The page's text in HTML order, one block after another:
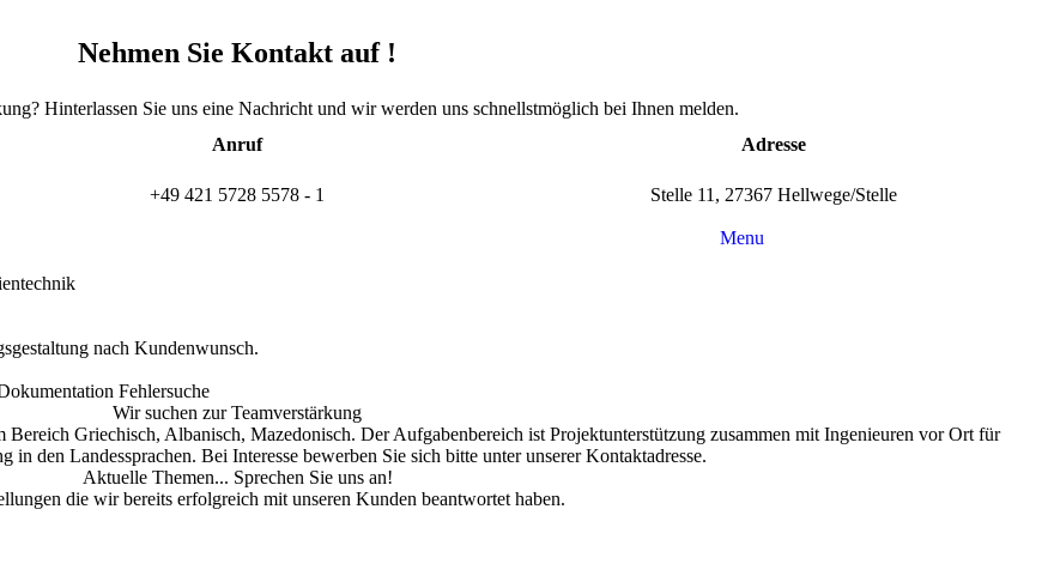
Nehmen Sie Kontakt auf !
Hinterlassen Sie uns eine Nachricht und wir werden uns schnellstmöglich bei Ihnen melden.
Anruf
+49 421 5728 5578 - 1
Adresse
Stelle 11, 27367 Hellwege/Stelle
Menu
nach Kundenwunsch.
Fehlersuche
Wir suchen zur Teamverstärkung
Griechisch, Albanisch, Mazedonisch. Der Aufgabenbereich ist Projektunterstützung zusammen mit Ingenieuren vor Ort für
in den Landessprachen. Bei Interesse bewerben Sie sich bitte unter unserer Kontaktadresse.
Aktuelle Themen... Sprechen Sie uns an!
die wir bereits erfolgreich mit unseren Kunden beantwortet haben.